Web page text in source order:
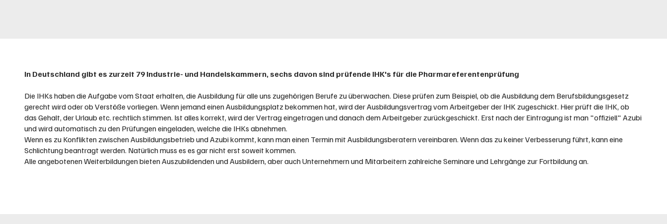
In Deutschland gibt es zurzeit 79 Industrie- und Handelskammern, sechs davon sind prüfende IHK's für die Pharmareferentenprüfung
Die IHKs haben die Aufgabe vom Staat erhalten, die Ausbildung für alle uns zugehörigen Berufe zu überwachen. Diese prüfen zum Beispiel, ob die Ausbildung dem Berufsbildungsgesetz
gerecht wird oder ob Verstöße vorliegen. Wenn jemand einen Ausbildungsplatz bekommen hat, wird der Ausbildungsvertrag vom Arbeitgeber der IHK zugeschickt. Hier prüft die IHK, ob
das Gehalt, der Urlaub etc. rechtlich stimmen. Ist alles korrekt, wird der Vertrag eingetragen und danach dem Arbeitgeber zurückgeschickt. Erst nach der Eintragung ist man "offiziell" Azubi
und wird automatisch zu den Prüfungen eingeladen, welche die IHKs abnehmen.
Wenn es zu Konflikten zwischen Ausbildungsbetrieb und Azubi kommt, kann man einen Termin mit Ausbildungsberatern vereinbaren. Wenn das zu keiner Verbesserung führt, kann eine
Schlichtung beantragt werden. Natürlich muss es es gar nicht erst soweit kommen.
Alle angebotenen Weiterbildungen bieten Auszubildenden und Ausbildern, aber auch Unternehmern und Mitarbeitern zahlreiche Seminare und Lehrgänge zur Fortbildung an.